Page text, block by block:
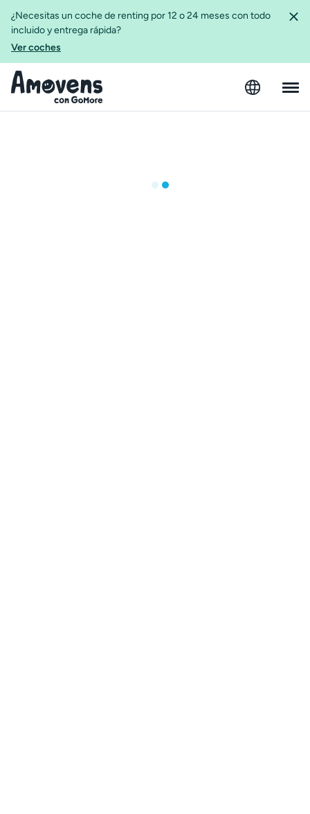
¿Necesitas un coche de renting por 12 o 24 meses con todo
incluido y entrega rápida?
Ver coches